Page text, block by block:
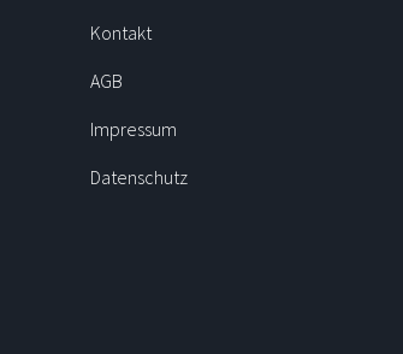
Kontakt
AGB
Impressum
Datenschutz